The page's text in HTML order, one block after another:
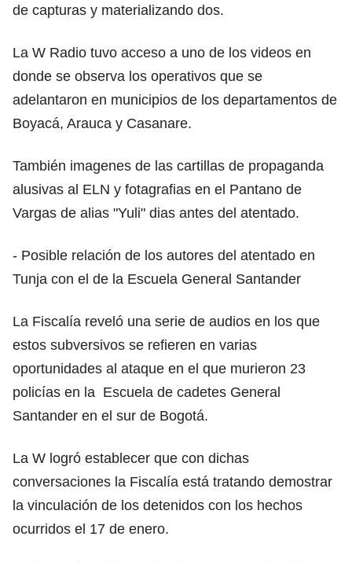
de capturas y materializando dos.
La W Radio tuvo acceso a uno de los videos en
donde se observa los operativos que se
adelantaron en municipios de los departamentos de
Boyacá, Arauca y Casanare.
También imagenes de las cartillas de propaganda
alusivas al ELN y fotagrafias en el Pantano de
Vargas de alias "Yuli" dias antes del atentado.
- Posible relación de los autores del atentado en
Tunja con el de la Escuela General Santander
La Fiscalía reveló una serie de audios en los que
estos subversivos se refieren en varias
oportunidades al ataque en el que murieron 23
policías en la Escuela de cadetes General
Santander en el sur de Bogotá.
La W logró establecer que con dichas
conversaciones la Fiscalía está tratando demostrar
la vinculación de los detenidos con los hechos
ocurridos el 17 de enero.